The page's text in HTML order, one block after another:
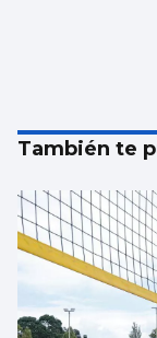
También te